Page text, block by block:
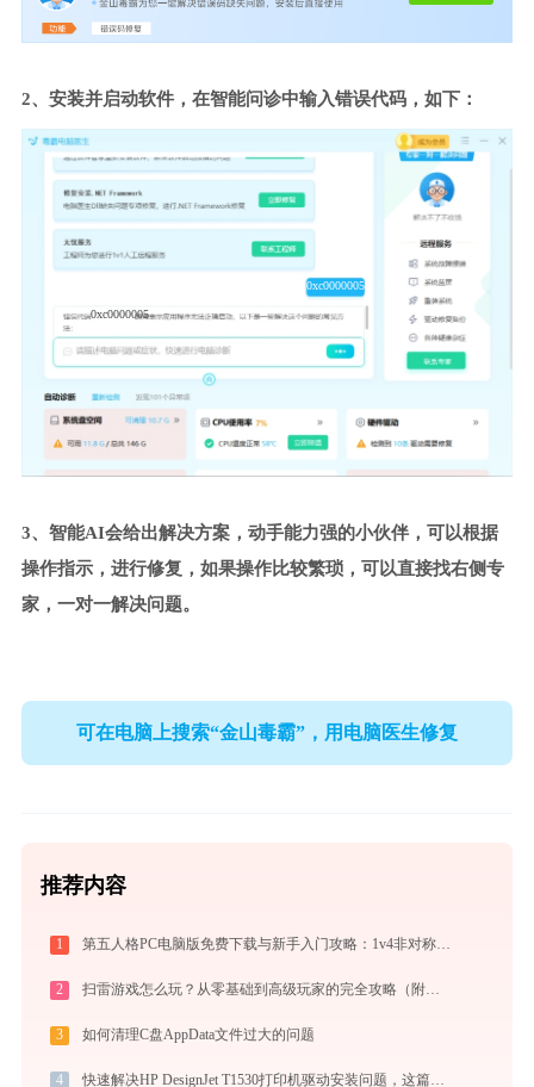
2、安装并启动软件，在智能问诊中输入错误代码，如下：
0xc0000005
0xc0000005
3、智能AI会给出解决方案，动手能力强的小伙伴，可以根据
操作指示，进行修复，如果操作比较繁琐，可以直接找右侧专
家，一对一解决问题。
可在电脑上搜索“金山毒霸”，用电脑医生修复
推荐内容
1 第五人格PC电脑版免费下载与新手入门攻略：1v4非对称竞技的极致体验
2 扫雷游戏怎么玩？从零基础到高级玩家的完全攻略（附必胜技巧）
3 如何清理C盘AppData文件过大的问题
4 快速解决HP DesignJet T1530打印机驱动安装问题，这篇文章告诉你方法